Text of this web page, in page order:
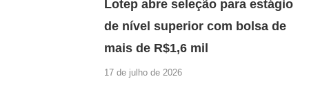
Lotep abre seleção para estágio
de nível superior com bolsa de
mais de R$1,6 mil
17 de julho de 2026